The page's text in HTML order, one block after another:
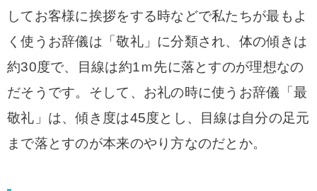
してお客様に挨拶をする時などで私たちが最もよ
く使うお辞儀は「敬礼」に分類され、体の傾きは
約30度で、目線は約1ｍ先に落とすのが理想なの
だそうです。そして、お礼の時に使うお辞儀「最
敬礼」は、傾き度は45度とし、目線は自分の足元
まで落とすのが本来のやり方なのだとか。